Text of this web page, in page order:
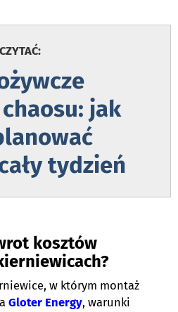
jak
tydzień
kosztów
w którym montaż
Gloter Energy, warunki